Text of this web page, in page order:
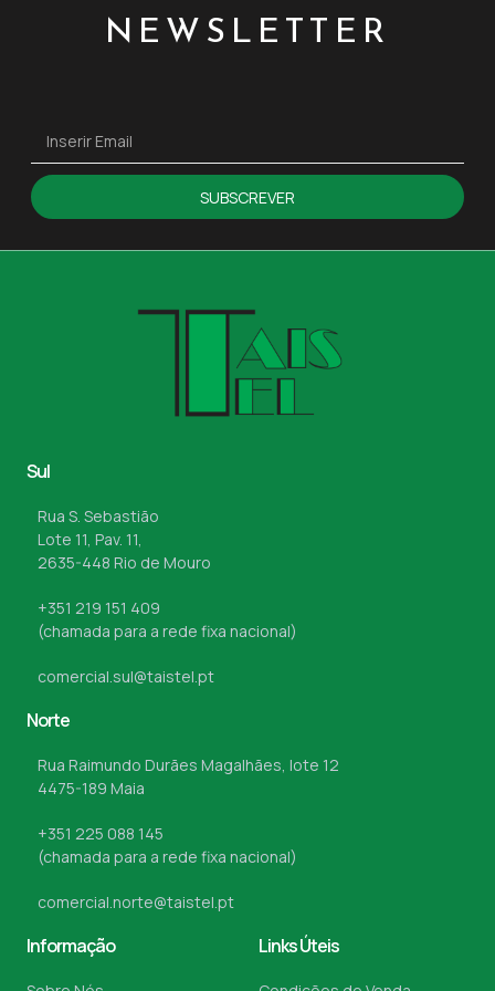
NEWSLETTER
SUBSCREVER
Sul
Rua S. Sebastião
Lote 11, Pav. 11,
2635-448 Rio de Mouro
+351 219 151 409
(chamada para a rede fixa nacional)
comercial.sul@taistel.pt
Norte
Rua Raimundo Durães Magalhães, lote 12
4475-189 Maia
+351 225 088 145
(chamada para a rede fixa nacional)
comercial.norte@taistel.pt
Informação Links Úteis